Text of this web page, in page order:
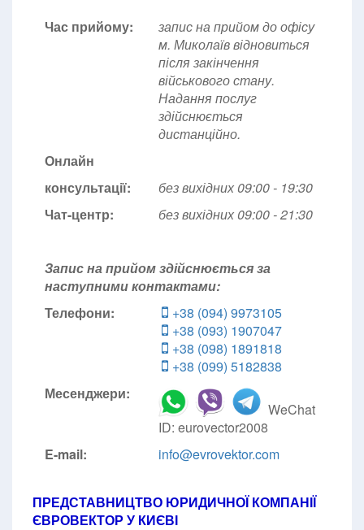
Час прийому:
запис на прийом до офісу
м. Миколаїв відновиться
після закінчення
військового стану.
Надання послуг
здійснюється
дистанційно.
Онлайн
консультації:
без вихідних 09:00 - 19:30
Чат-центр:
без вихідних 09:00 - 21:30
Запис на прийом здійснюється за
наступними контактами:
Телефони:
+38 (094) 9973105
+38 (093) 1907047
+38 (098) 1891818
+38 (099) 5182838
Месенджери:
WeChat
ID: eurovector2008
E-mail:
info@evrovektor.com
ПРЕДСТАВНИЦТВО ЮРИДИЧНОЇ КОМПАНІЇ
ЄВРОВЕКТОР У КИЄВІ